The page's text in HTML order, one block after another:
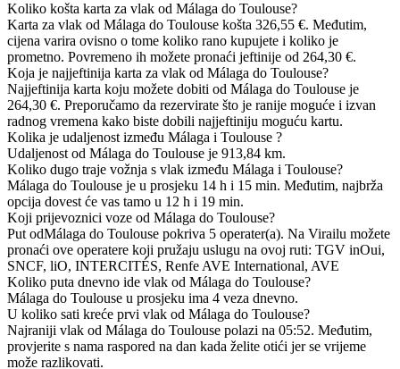
Koliko košta karta za vlak od Málaga do Toulouse?
Karta za vlak od Málaga do Toulouse košta 326,55 €. Međutim,
cijena varira ovisno o tome koliko rano kupujete i koliko je
prometno. Povremeno ih možete pronaći jeftinije od 264,30 €.
Koja je najjeftinija karta za vlak od Málaga do Toulouse?
Najjeftinija karta koju možete dobiti od Málaga do Toulouse je
264,30 €. Preporučamo da rezervirate što je ranije moguće i izvan
radnog vremena kako biste dobili najjeftiniju moguću kartu.
Kolika je udaljenost između Málaga i Toulouse ?
Udaljenost od Málaga do Toulouse je 913,84 km.
Koliko dugo traje vožnja s vlak između Málaga i Toulouse?
Málaga do Toulouse je u prosjeku 14 h i 15 min. Međutim, najbrža
opcija dovest će vas tamo u 12 h i 19 min.
Koji prijevoznici voze od Málaga do Toulouse?
Put odMálaga do Toulouse pokriva 5 operater(a). Na Virailu možete
pronaći ove operatere koji pružaju uslugu na ovoj ruti: TGV inOui,
SNCF, liO, INTERCITÉS, Renfe AVE International, AVE
Koliko puta dnevno ide vlak od Málaga do Toulouse?
Málaga do Toulouse u prosjeku ima 4 veza dnevno.
U koliko sati kreće prvi vlak od Málaga do Toulouse?
Najraniji vlak od Málaga do Toulouse polazi na 05:52. Međutim,
provjerite s nama raspored na dan kada želite otići jer se vrijeme
može razlikovati.